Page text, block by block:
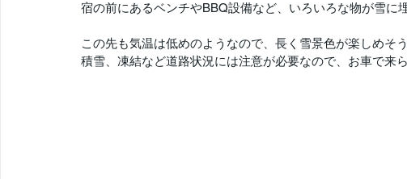
宿の前にあるベンチやBBQ設備など、いろいろな物が雪に
この先も気温は低めのようなので、長く雪景色が楽しめそう
積雪、凍結など道路状況には注意が必要なので、お車で来